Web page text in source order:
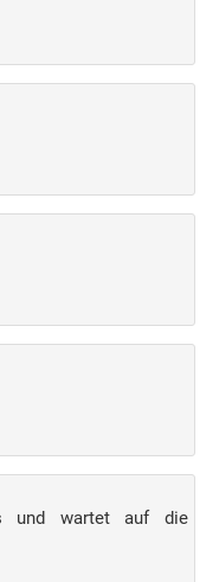
und wartet auf die